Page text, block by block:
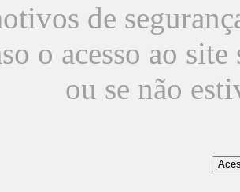
de
o acesso ao
ou se não